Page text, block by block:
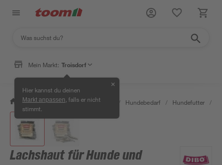
Mein Markt: Troisdorf
Hier kannst du deinen
Markt anpassen , falls er nicht
stimmt.
✕
/ Garten & Freizeit / Tierbedarf / Hundebedarf / Hundefutter /
Lachshaut für Hunde und